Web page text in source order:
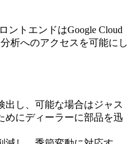
ントエンドはGoogle Cloud
析へのアクセスを可能にし
出し、可能な場合はジャス
めにディーラーに部品を迅